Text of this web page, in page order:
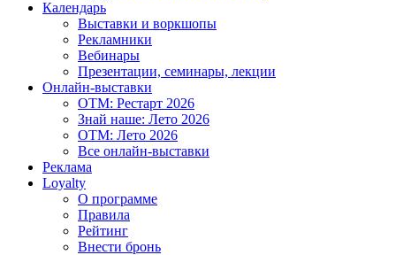
Календарь
Выставки и воркшопы
Рекламники
Вебинары
Презентации, семинары, лекции
Онлайн-выставки
OTM: Рестарт 2026
Знай наше: Лето 2026
OTM: Лето 2026
Все онлайн-выставки
Реклама
Loyalty
О программе
Правила
Рейтинг
Внести бронь